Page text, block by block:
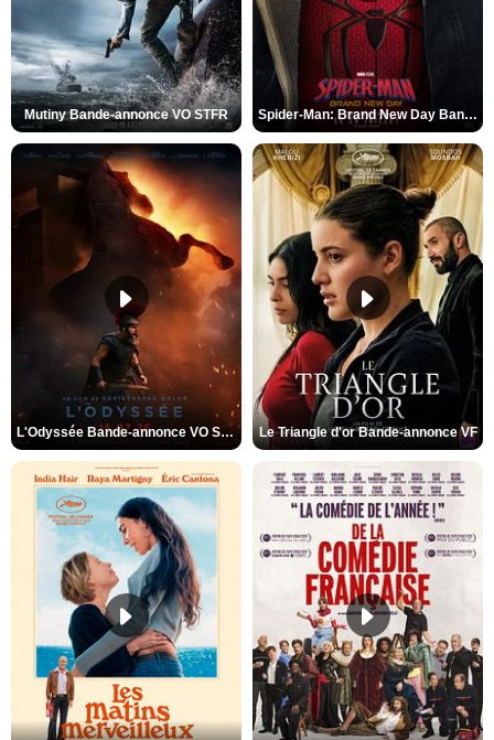
Mutiny Bande-annonce VO STFR Spider-Man: Brand New Day Bande-annonce VO STFR
L'Odyssée Bande-annonce VO STFR Le Triangle d'or Bande-annonce VF